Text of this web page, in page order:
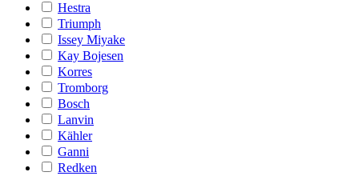
Hestra
Triumph
Issey Miyake
Kay Bojesen
Korres
Tromborg
Bosch
Lanvin
Kähler
Ganni
Redken